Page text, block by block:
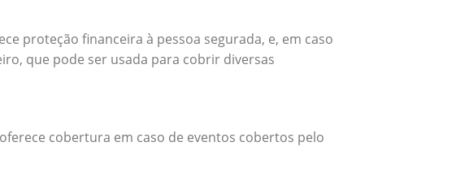
proteção financeira à pessoa segurada, e, em caso
que pode ser usada para cobrir diversas
cobertura em caso de eventos cobertos pelo